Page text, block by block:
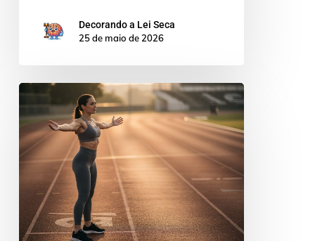
Decorando a Lei Seca
25 de maio de 2026
TAF
concurso
delegado:
guia
essencial
para
não